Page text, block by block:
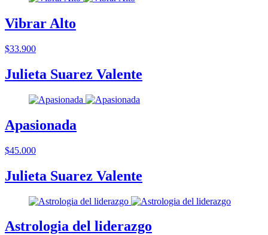
Vibrar Alto
$33.900
Julieta Suarez Valente
Apasionada
$45.000
Julieta Suarez Valente
Astrologia del liderazgo